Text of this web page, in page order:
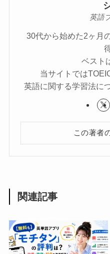
英語
30代から始めた2ヶ月
ベスト
当サイトでは
英語に関する学習法に
この著者
関連記事